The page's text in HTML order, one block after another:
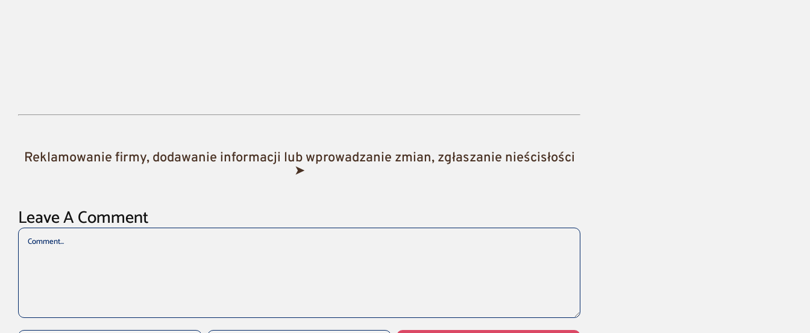
Reklamowanie firmy, dodawanie informacji lub wprowadzanie zmian, zgłaszanie nieścisłości
➤
Leave A Comment
Comment